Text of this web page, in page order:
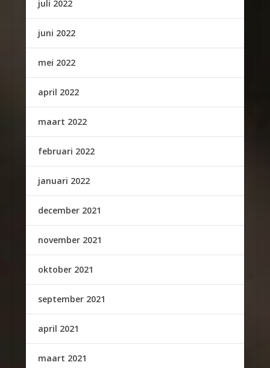
juli 2022
juni 2022
mei 2022
april 2022
maart 2022
februari 2022
januari 2022
december 2021
november 2021
oktober 2021
september 2021
april 2021
maart 2021